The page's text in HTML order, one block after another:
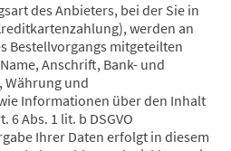
des Anbieters, bei der Sie in
werden an
Bestellvorgangs mitgeteilten
Anschrift, Bank- und
und
Informationen über den Inhalt
6 Abs. 1 lit. b DSGVO
Ihrer Daten erfolgt in diesem